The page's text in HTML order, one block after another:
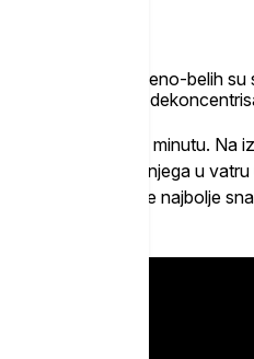
beogradskih crveno-belih
zvezde su bili
dogodio se u 86. minutu. Na
Kostova i umesto njega u
vremena kada se najbolje